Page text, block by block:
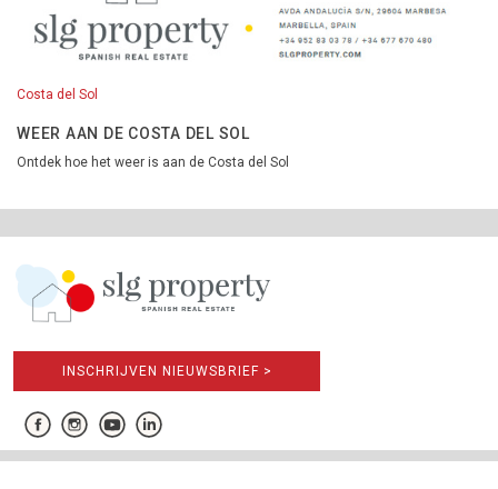
Costa del Sol
WEER AAN DE COSTA DEL SOL
Ontdek hoe het weer is aan de Costa del Sol
INSCHRIJVEN NIEUWSBRIEF >